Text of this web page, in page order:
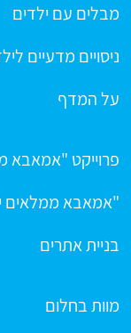
מבלים עם ילדים
ניסויים מדעיים
על המדף
פרוייקט "אמאבא
"אמאבא ממלאים
בניית אתרים
מוות בחלום